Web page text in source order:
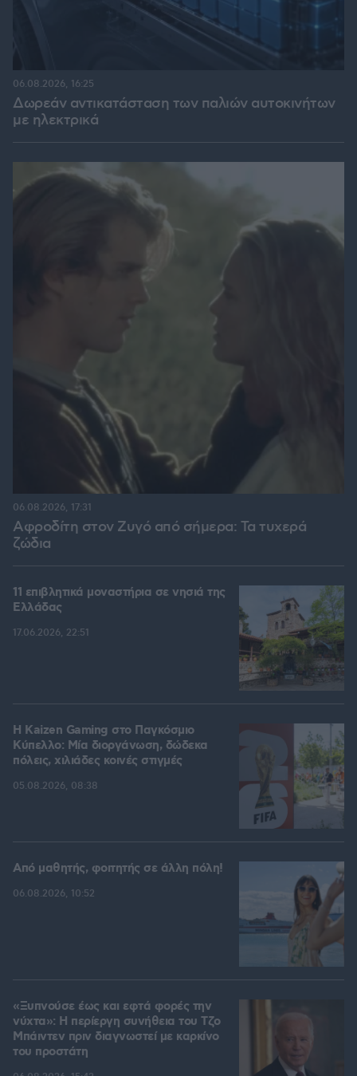
Δωρεάν αντικατάσταση των παλιών αυτοκινήτων
με ηλεκτρικά
06.08.2026, 16:25
Αφροδίτη στον Ζυγό από σήμερα: Τα τυχερά
ζώδια
06.08.2026, 17:31
11 επιβλητικά μοναστήρια σε νησιά της
Ελλάδας
17.06.2026, 22:51
H Kaizen Gaming στο Παγκόσμιο
Kύπελλο: Μία διοργάνωση, δώδεκα
πόλεις, χιλιάδες κοινές στιγμές
05.08.2026, 08:38
Από μαθητής, φοιτητής σε άλλη πόλη!
06.08.2026, 10:52
«Ξυπνούσε έως και εφτά φορές την
νύχτα»: Η περίεργη συνήθεια του Τζο
Μπάιντεν πριν διαγνωστεί με καρκίνο
του προστάτη